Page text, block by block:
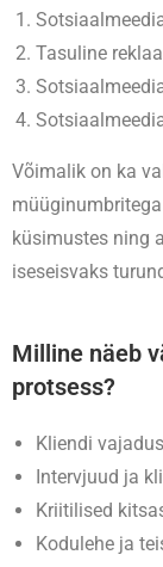
Tasuline
Võimalik on ka
küsimustes ning
iseseisvaks
Milline näeb
protsess?
Kliendi
Intervjuud ja
Kriitilised
Kodulehe ja